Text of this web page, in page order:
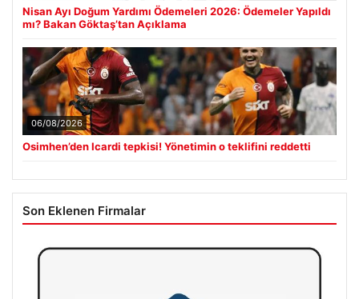
Nisan Ayı Doğum Yardımı Ödemeleri 2026: Ödemeler Yapıldı
mı? Bakan Göktaş’tan Açıklama
06/08/2026
Osimhen’den Icardi tepkisi! Yönetimin o teklifini reddetti
Son Eklenen Firmalar